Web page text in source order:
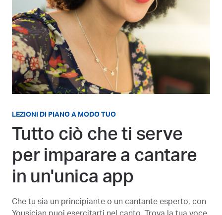
LEZIONI DI PIANO A MODO TUO
Tutto ciò che ti serve
per imparare a cantare
in un'unica app
Che tu sia un principiante o un cantante esperto, con